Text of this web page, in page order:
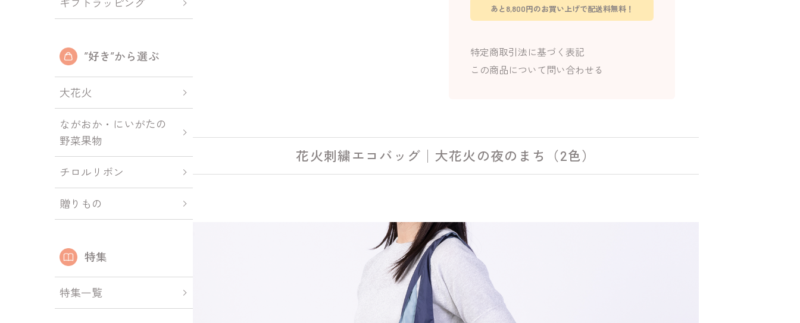
ギフトラッピング
”好き”から選ぶ
大花火
ながおか・にいがたの
野菜果物
チロルリボン
贈りもの
特集
特集一覧
あと8,800円のお買い上げで配送料無料！
特定商取引法に基づく表記
この商品について問い合わせる
花火刺繍エコバッグ│大花火の夜のまち（2色）